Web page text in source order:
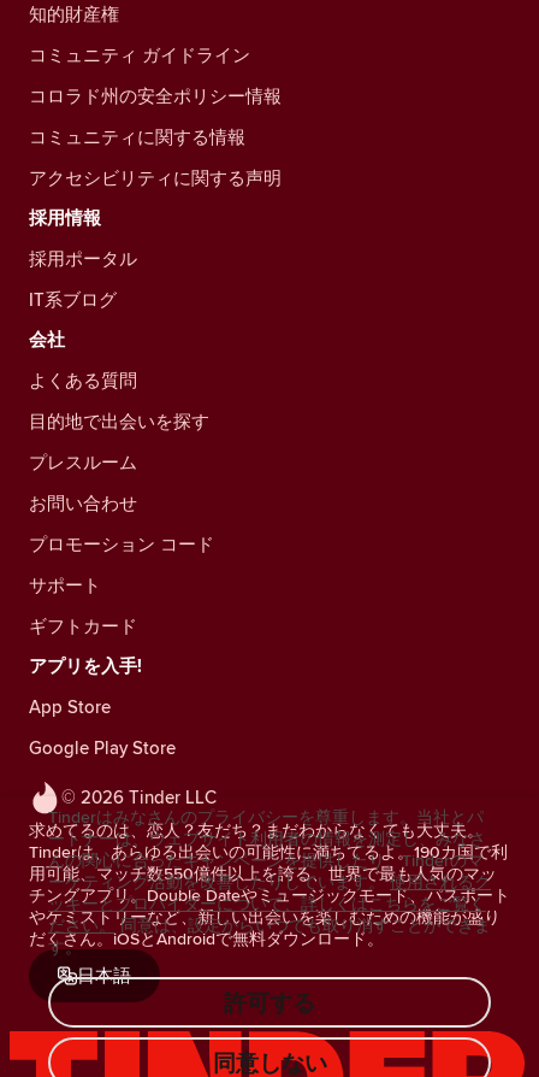
© 2026 Tinder LLC
求めてるのは、恋人？友だち？まだわからなくても大丈夫。
Tinderは、あらゆる出会いの可能性に満ちてるよ。190カ国で利
用可能、マッチ数550億件以上を誇る、世界で最も人気のマッ
チングアプリ。Double Dateやミュージックモード、パスポート
やケミストリーなど、新しい出会いを楽しむための機能が盛り
だくさん。iOSとAndroidで無料ダウンロード。
日本語
知的財産権
コミュニティ ガイドライン
コロラド州の安全ポリシー情報
コミュニティに関する情報
アクセシビリティに関する声明
採用情報
採用ポータル
IT系ブログ
会社
よくある質問
目的地で出会いを探す
プレスルーム
お問い合わせ
プロモーション コード
サポート
ギフトカード
アプリを入手!
App Store
Google Play Store
Tinderはみなさんのプライバシーを尊重します。当社とパ
ートナーは、ウェブサイト利用者の情報を測定し、みなさ
んの関心に合ったキャンペーンを提供したり、Tinderのマ
ーケティング活動を改善したりしています。 使用されるク
ッキーとプロバイダーについて、詳しくはこちらをご覧く
ださい。 同意は、設定からいつでも取り消すことができま
す。
許可する
同意しない